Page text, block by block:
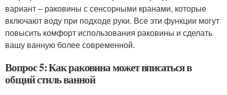
вариант – раковины с сенсорными кранами, которые
включают воду при подходе руки. Все эти функции могут
повысить комфорт использования раковины и сделать
вашу ванную более современной.
Вопрос 5: Как раковина может вписаться в
общий стиль ванной